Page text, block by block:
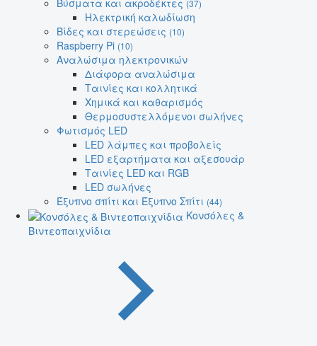
(37)
Ηλεκτρική καλωδίωση
Βίδες και στερεώσεις (10)
Raspberry Pi (10)
Αναλώσιμα ηλεκτρονικών
Διάφορα αναλώσιμα
Ταινίες και κολλητικά
Χημικά και καθαρισμός
Θερμοσυστελλόμενοι σωλήνες
Φωτισμός LED
LED λάμπες και προβολείς
LED εξαρτήματα και αξεσουάρ
Ταινίες LED και RGB
LED σωλήνες
Έξυπνο σπίτι και Έξυπνο Σπίτι (44)
Κονσόλες &
Βιντεοπαιχνίδια